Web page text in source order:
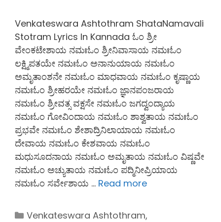
Venkateswara Ashtothram ShataNamavali
Stotram Lyrics In Kannada ಓಂ ಶ್ರೀ
ವೇಂಕಟೇಶಾಯ ನಮಃಓಂ ಶ್ರೀನಿವಾಸಾಯ ನಮಃಓಂ
ಲಕ್ಷ್ಮಿಪತಯೇ ನಮಃಓಂ ಅನಾನುಯಾಯ ನಮಃಓಂ
ಅಮೃತಾಂಶನೇ ನಮಃಓಂ ಮಾಧವಾಯ ನಮಃಓಂ ಕೃಷ್ಣಾಯ
ನಮಃಓಂ ಶ್ರೀಹರಯೇ ನಮಃಓಂ ಜ್ಞಾನಪಂಜರಾಯ
ನಮಃಓಂ ಶ್ರೀವತ್ಸ ವಕ್ಷಸೇ ನಮಃಓಂ ಜಗದ್ವಂದ್ಯಾಯ
ನಮಃಓಂ ಗೋವಿಂದಾಯ ನಮಃಓಂ ಶಾಶ್ವತಾಯ ನಮಃಓಂ
ಪ್ರಭವೇ ನಮಃಓಂ ಶೇಶಾದ್ರಿನಿಲಾಯಾಯ ನಮಃಓಂ
ದೇವಾಯ ನಮಃಓಂ ಕೇಶವಾಯ ನಮಃಓಂ
ಮಧುಸೂದನಾಯ ನಮಃಓಂ ಅಮೃತಾಯ ನಮಃಓಂ ವಿಷ್ಣವೇ
ನಮಃಓಂ ಅಚ್ಯುತಾಯ ನಮಃಓಂ ಪದ್ಮಿನೀಪ್ರಿಯಾಯ
ನಮಃಓಂ ಸರ್ವೇಶಾಯ … Read more
Categories
Venkateswara Ashtothram,